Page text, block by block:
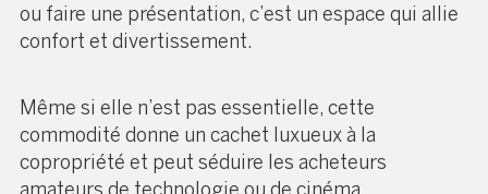
ou faire une présentation, c’est un espace qui allie
confort et divertissement.
Même si elle n’est pas essentielle, cette
commodité donne un cachet luxueux à la
copropriété et peut séduire les acheteurs
amateurs de technologie ou de cinéma.